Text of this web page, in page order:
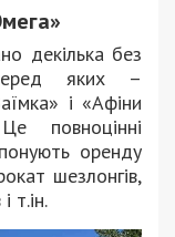
декілька без
серед яких –
і «Афіни
повноцінні
оренду
шезлонгів,
т.ін.